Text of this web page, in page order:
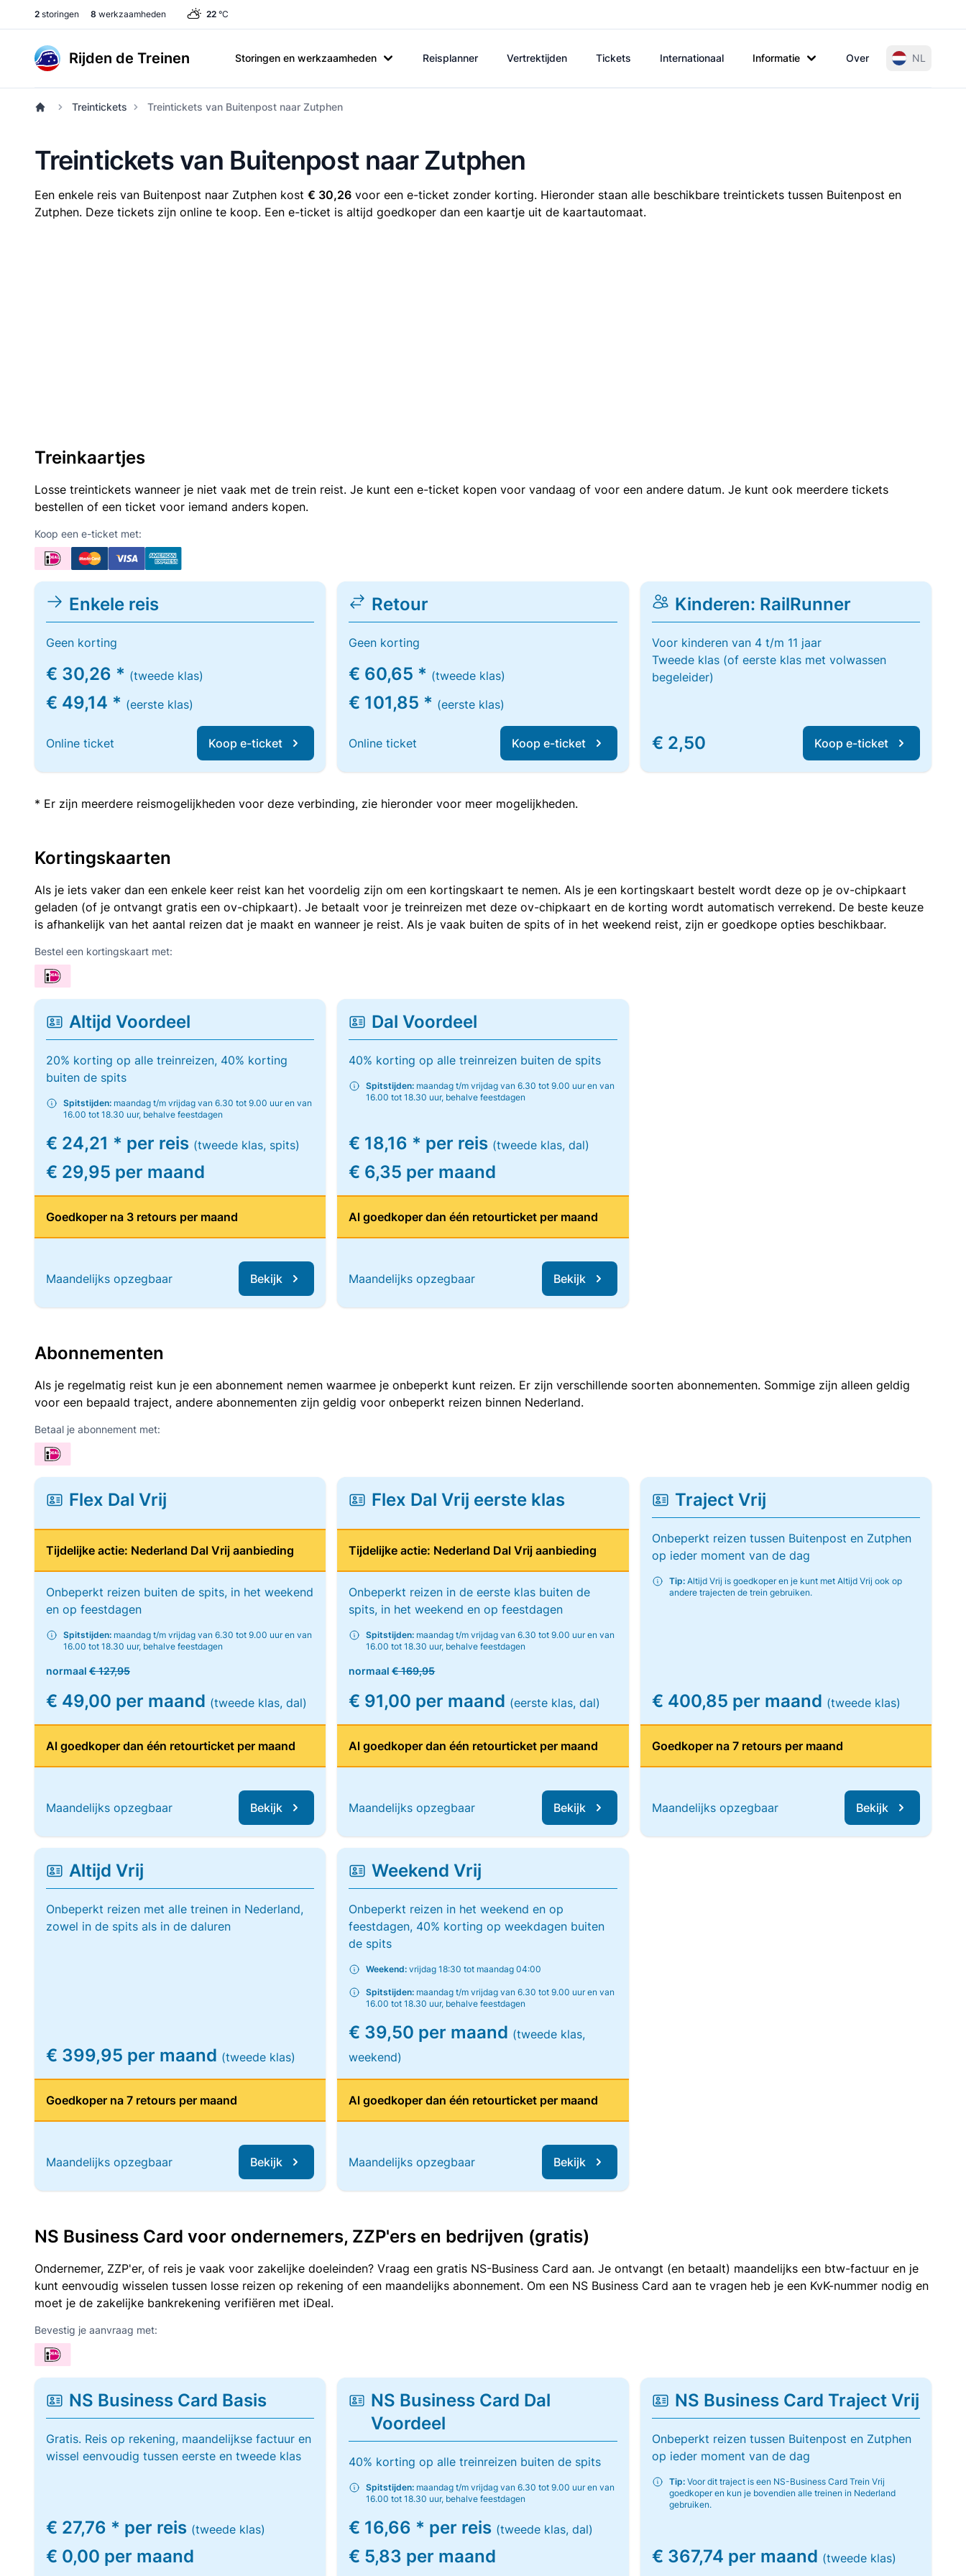
2 storingen 8 werkzaamheden 22 °C
Rijden de Treinen Storingen en werkzaamheden Reisplanner Vertrektijden Tickets Internationaal Informatie Over NL
Treintickets Treintickets van Buitenpost naar Zutphen
Treintickets van Buitenpost naar Zutphen
Een enkele reis van Buitenpost naar Zutphen kost € 30,26 voor een e-ticket zonder korting. Hieronder staan alle beschikbare treintickets tussen Buitenpost en
Zutphen. Deze tickets zijn online te koop. Een e-ticket is altijd goedkoper dan een kaartje uit de kaartautomaat.
Treinkaartjes
Losse treintickets wanneer je niet vaak met de trein reist. Je kunt een e-ticket kopen voor vandaag of voor een andere datum. Je kunt ook meerdere tickets
bestellen of een ticket voor iemand anders kopen.
Koop een e-ticket met:
Enkele reis
Geen korting
€ 30,26 * (tweede klas)
€ 49,14 * (eerste klas)
Online ticket Koop e-ticket
Retour
Geen korting
€ 60,65 * (tweede klas)
€ 101,85 * (eerste klas)
Online ticket Koop e-ticket
Kinderen: RailRunner
Voor kinderen van 4 t/m 11 jaar
Tweede klas (of eerste klas met volwassen
begeleider)
€ 2,50 Koop e-ticket
* Er zijn meerdere reismogelijkheden voor deze verbinding, zie hieronder voor meer mogelijkheden.
Kortingskaarten
Als je iets vaker dan een enkele keer reist kan het voordelig zijn om een kortingskaart te nemen. Als je een kortingskaart bestelt wordt deze op je ov-chipkaart
geladen (of je ontvangt gratis een ov-chipkaart). Je betaalt voor je treinreizen met deze ov-chipkaart en de korting wordt automatisch verrekend. De beste keuze
is afhankelijk van het aantal reizen dat je maakt en wanneer je reist. Als je vaak buiten de spits of in het weekend reist, zijn er goedkope opties beschikbaar.
Bestel een kortingskaart met:
Altijd Voordeel
20% korting op alle treinreizen, 40% korting
buiten de spits
Spitstijden: maandag t/m vrijdag van 6.30 tot 9.00 uur en van
16.00 tot 18.30 uur, behalve feestdagen
€ 24,21 * per reis (tweede klas, spits)
€ 29,95 per maand
Goedkoper na 3 retours per maand
Maandelijks opzegbaar Bekijk
Dal Voordeel
40% korting op alle treinreizen buiten de spits
Spitstijden: maandag t/m vrijdag van 6.30 tot 9.00 uur en van
16.00 tot 18.30 uur, behalve feestdagen
€ 18,16 * per reis (tweede klas, dal)
€ 6,35 per maand
Al goedkoper dan één retourticket per maand
Maandelijks opzegbaar Bekijk
Abonnementen
Als je regelmatig reist kun je een abonnement nemen waarmee je onbeperkt kunt reizen. Er zijn verschillende soorten abonnementen. Sommige zijn alleen geldig
voor een bepaald traject, andere abonnementen zijn geldig voor onbeperkt reizen binnen Nederland.
Betaal je abonnement met:
Flex Dal Vrij
Tijdelijke actie: Nederland Dal Vrij aanbieding
Onbeperkt reizen buiten de spits, in het weekend
en op feestdagen
Spitstijden: maandag t/m vrijdag van 6.30 tot 9.00 uur en van
16.00 tot 18.30 uur, behalve feestdagen
normaal € 127,95
€ 49,00 per maand (tweede klas, dal)
Al goedkoper dan één retourticket per maand
Maandelijks opzegbaar Bekijk
Flex Dal Vrij eerste klas
Tijdelijke actie: Nederland Dal Vrij aanbieding
Onbeperkt reizen in de eerste klas buiten de
spits, in het weekend en op feestdagen
Spitstijden: maandag t/m vrijdag van 6.30 tot 9.00 uur en van
16.00 tot 18.30 uur, behalve feestdagen
normaal€ 169,95
€ 91,00 per maand (eerste klas, dal)
Al goedkoper dan één retourticket per maand
Maandelijks opzegbaar Bekijk
Traject Vrij
Onbeperkt reizen tussen Buitenpost en Zutphen
op ieder moment van de dag
Tip:Altijd Vrij is goedkoper en je kunt met Altijd Vrij ook op
andere trajecten de trein gebruiken.
€ 400,85 per maand (tweede klas)
Goedkoper na 7 retours per maand
Maandelijks opzegbaar Bekijk
Altijd Vrij
Onbeperkt reizen met alle treinen in Nederland,
zowel in de spits als in de daluren
€ 399,95 per maand (tweede klas)
Goedkoper na 7 retours per maand
Maandelijks opzegbaar Bekijk
Weekend Vrij
Onbeperkt reizen in het weekend en op
feestdagen, 40% korting op weekdagen buiten
de spits
Weekend: vrijdag 18:30 tot maandag 04:00
Spitstijden: maandag t/m vrijdag van 6.30 tot 9.00 uur en van
16.00 tot 18.30 uur, behalve feestdagen
€ 39,50 per maand (tweede klas,
weekend)
Al goedkoper dan één retourticket per maand
Maandelijks opzegbaar Bekijk
NS Business Card voor ondernemers, ZZP'ers en bedrijven (gratis)
Ondernemer, ZZP'er, of reis je vaak voor zakelijke doeleinden? Vraag een gratis NS-Business Card aan. Je ontvangt (en betaalt) maandelijks een btw-factuur en je
kunt eenvoudig wisselen tussen losse reizen op rekening of een maandelijks abonnement. Om een NS Business Card aan te vragen heb je een KvK-nummer nodig en
moet je de zakelijke bankrekening verifiëren met iDeal.
Bevestig je aanvraag met:
NS Business Card Basis
Gratis. Reis op rekening, maandelijkse factuur en
wissel eenvoudig tussen eerste en tweede klas
€ 27,76 * per reis (tweede klas)
€ 0,00 per maand
NS Business Card Dal
Voordeel
40% korting op alle treinreizen buiten de spits
Spitstijden: maandag t/m vrijdag van 6.30 tot 9.00 uur en van
16.00 tot 18.30 uur, behalve feestdagen
€ 16,66 * per reis (tweede klas, dal)
€ 5,83 per maand
NS Business Card Traject Vrij
Onbeperkt reizen tussen Buitenpost en Zutphen
op ieder moment van de dag
Tip:Voor dit traject is een NS-Business Card Trein Vrij
goedkoper en kun je bovendien alle treinen in Nederland
gebruiken.
€ 367,74 per maand (tweede klas)